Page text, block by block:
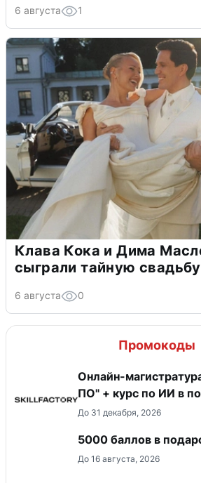
6 августа 1
Клава Кока и Дима
сыграли тайную свадьбу
6 августа 0
Промокоды
Онлайн-
ПО" + курс по ИИ в
До 31 декабря, 2026
5000 баллов в
До 16 августа, 2026